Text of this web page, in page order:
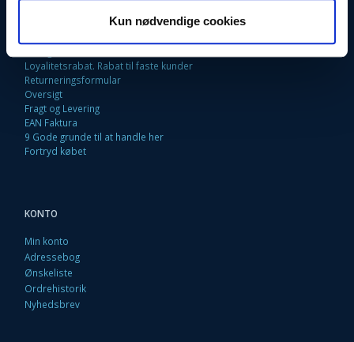
Kun nødvendige cookies
Loyalitetsrabat. Rabat til faste kunder
Returneringsformular
Oversigt
Fragt og Levering
EAN Faktura
9 Gode grunde til at handle her
Fortryd købet
KONTO
Min konto
Adressebog
Ønskeliste
Ordrehistorik
Nyhedsbrev